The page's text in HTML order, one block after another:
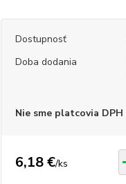
Dostupnosť
Doba dodania
Nie sme platcovia DPH
6,18 €/ks